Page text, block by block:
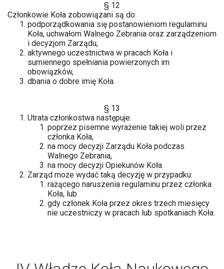
§ 12
Członkowie Koła zobowiązani są do:
podporządkowania się postanowieniom regulaminu
Koła, uchwałom Walnego Zebrania oraz zarządzeniom
i decyzjom Zarządu,
aktywnego uczestnictwa w pracach Koła i
sumiennego spełniania powierzonych im
obowiązków,
dbania o dobre imię Koła.
§ 13
Utrata członkostwa następuje:
poprzez pisemne wyrażenie takiej woli przez
członka Koła,
na mocy decyzji Zarządu Koła podczas
Walnego Zebrania,
na mocy decyzji Opiekunów Koła.
Zarząd może wydać taką decyzję w przypadku:
rażącego naruszenia regulaminu przez członka
Koła, lub
gdy członek Koła przez okres trzech miesięcy
nie uczestniczy w pracach lub spotkaniach Koła.